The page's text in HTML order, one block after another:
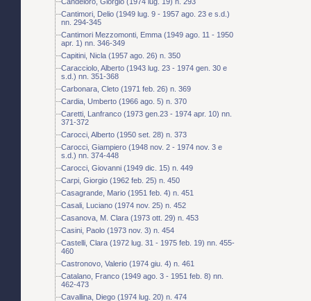
Cantimori, Delio (1949 lug. 9 - 1957 ago. 23 e s.d.)
nn. 294-345
Cantimori Mezzomonti, Emma (1949 ago. 11 - 1950
apr. 1) nn. 346-349
Capitini, Nicla (1957 ago. 26) n. 350
Caracciolo, Alberto (1943 lug. 23 - 1974 gen. 30 e
s.d.) nn. 351-368
Carbonara, Cleto (1971 feb. 26) n. 369
Cardia, Umberto (1966 ago. 5) n. 370
Caretti, Lanfranco (1973 gen.23 - 1974 apr. 10) nn.
371-372
Carocci, Alberto (1950 set. 28) n. 373
Carocci, Giampiero (1948 nov. 2 - 1974 nov. 3 e
s.d.) nn. 374-448
Carocci, Giovanni (1949 dic. 15) n. 449
Carpi, Giorgio (1962 feb. 25) n. 450
Casagrande, Mario (1951 feb. 4) n. 451
Casali, Luciano (1974 nov. 25) n. 452
Casanova, M. Clara (1973 ott. 29) n. 453
Casini, Paolo (1973 nov. 3) n. 454
Castelli, Clara (1972 lug. 31 - 1975 feb. 19) nn. 455-
460
Castronovo, Valerio (1974 giu. 4) n. 461
Catalano, Franco (1949 ago. 3 - 1951 feb. 8) nn.
462-473
Cavallina, Diego (1974 lug. 20) n. 474